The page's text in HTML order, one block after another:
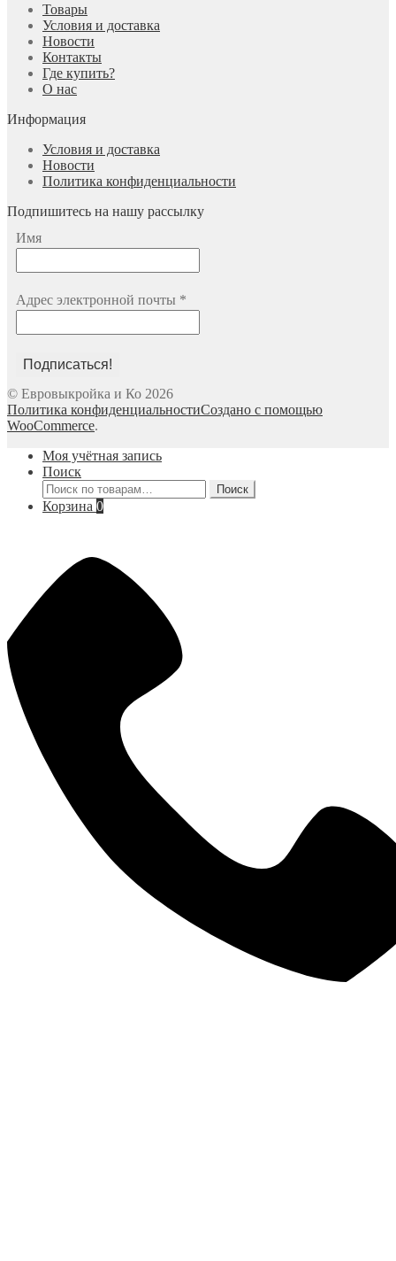
Товары
Условия и доставка
Новости
Контакты
Где купить?
О нас
Информация
Условия и доставка
Новости
Политика конфиденциальности
Подпишитесь на нашу рассылку
Имя
Адрес электронной почты *
© Евровыкройка и Ко 2026
Политика конфиденциальностиСоздано с помощью
WooCommerce.
Моя учётная запись
Поиск
Искать:
Поиск
Корзина 0